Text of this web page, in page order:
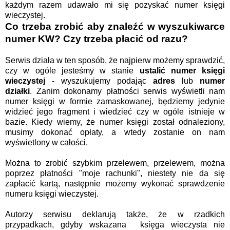
każdym razem udawało mi się pozyskać numer księgi
wieczystej.
Co trzeba zrobić aby znaleźć w wyszukiwarce
numer KW? Czy trzeba płacić od razu?
Serwis działa w ten sposób, że najpierw możemy sprawdzić,
czy w ogóle jesteśmy w stanie ustalić
numer księgi
wieczystej - wyszukujemy podając adres lub numer
działki. Zanim dokonamy płatności serwis wyświetli nam
numer księgi w formie zamaskowanej, będziemy jedynie
widzieć jego fragment i wiedzieć czy w ogóle istnieje w
bazie. Kiedy wiemy, że numer księgi został odnaleziony,
musimy dokonać opłaty, a wtedy zostanie on nam
wyświetlony w całości.
Można to zrobić szybkim przelewem, przelewem, można
poprzez płatności "moje rachunki", niestety nie da się
zapłacić kartą, następnie możemy wykonać sprawdzenie
numeru księgi wieczystej.
Autorzy serwisu deklarują także, że w rzadkich
przypadkach, gdyby wskazana księga wieczysta nie